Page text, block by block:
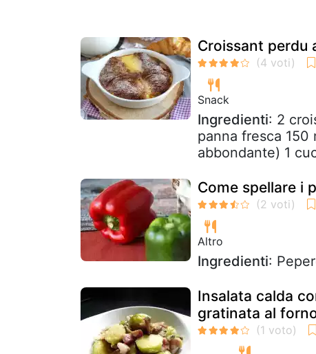
Croissant perdu
Snack
Ingredienti: 2
panna fresca
abbondante) 1
Come spellare i
Altro
Ingredienti:
Insalata calda
gratinata al